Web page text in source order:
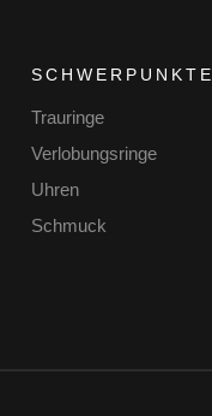
SCHWERPUNKTE
Trauringe
Verlobungsringe
Uhren
Schmuck